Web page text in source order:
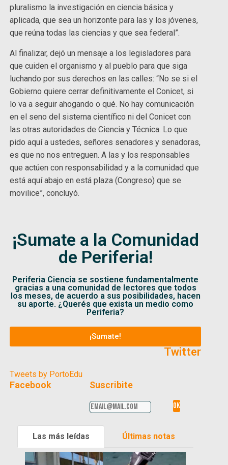
pluralismo la investigación en ciencia básica y
aplicada, que sea un horizonte para las y los jóvenes,
que reúna todas las ciencias y que sea federal”.
Al finalizar, dejó un mensaje a los legisladores para
que cuiden el organismo y al pueblo para que siga
luchando por sus derechos en las calles: “No se si el
Gobierno quiere cerrar definitivamente el Conicet, si
lo va a seguir ahogando o qué. No hay comunicación
en el seno del sistema científico ni del Conicet con
las otras autoridades de Ciencia y Técnica. Lo que
pido aquí a ustedes, señores senadores y senadoras,
es que no nos entreguen. A las y los responsables
que actúen con responsabilidad y a la comunidad que
está aquí abajo en está plaza (Congreso) que se
movilice”, concluyó.
¡Sumate a la Comunidad
de Periferia!
Periferia Ciencia se sostiene fundamentalmente
gracias a una comunidad de lectores que todos
los meses, de acuerdo a sus posibilidades, hacen
su aporte. ¿Querés que exista un medio como
Periferia?
¡Sumate!
Twitter
Tweets by PortoEdu
Facebook Suscribite
Las más leídas Últimas notas